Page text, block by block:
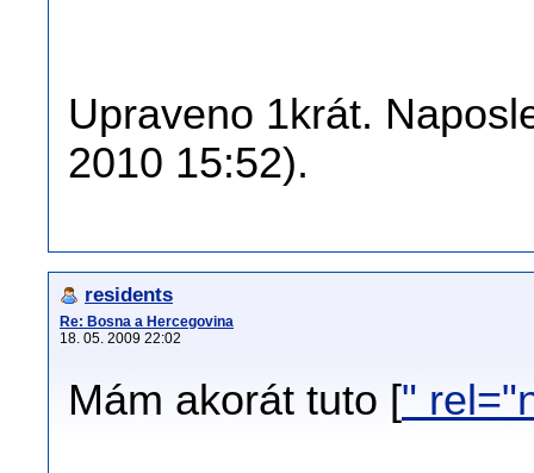
Upraveno 1krát.
2010 15:52).
residents
Re: Bosna a Hercegovina
18. 05. 2009 22:02
Mám akorát tuto ["